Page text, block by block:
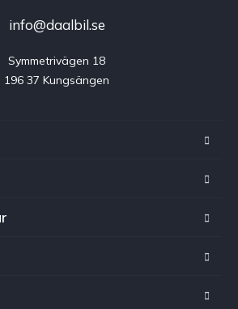
info@daalbil.se
Symmetrivägen 18
196 37 Kungsängen